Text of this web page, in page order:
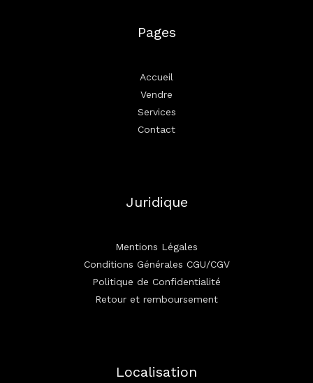
Pages
Accueil
Vendre
Services
Contact
Juridique
Mentions Légales
Conditions Générales CGU/CGV
Politique de Confidentialité
Retour et remboursement
Localisation